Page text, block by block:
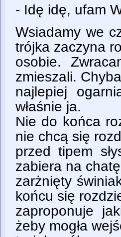
- Idę idę, ufam
Wsiadamy we
trójka zaczyna
osobie.
zmieszali.
najlepiej
właśnie ja.
Nie do końca
nie chcą się
przed tipem
zabiera na
zarżnięty
końcu się
zaproponuje
żeby mogła